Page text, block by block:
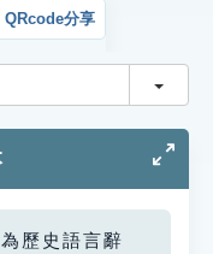
QRcode分享
切換
歷史語言辭